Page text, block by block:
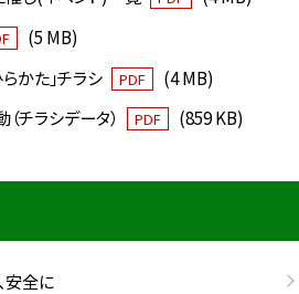
(5 MB)
かた」チラシ
PDF
(4 MB)
チラシデータ）
PDF (859 KB)
安全に